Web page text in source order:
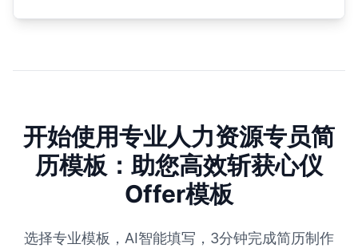
开始使用专业人力资源专员简
历模板：助您高效斩获心仪
Offer模板
选择专业模板，AI智能填写，3分钟完成简历制作